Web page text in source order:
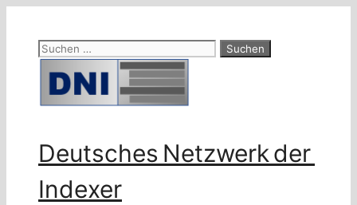
springenSuchen
Deutsches Netzwerk der
Indexer